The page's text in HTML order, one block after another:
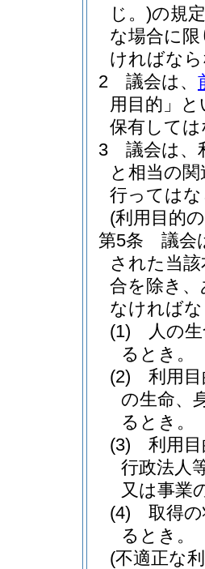
じ。)の規
な場合に
ければな
2
議会は、
用目的」
保有して
3
議会は、
と相当の
行っては
(利用目的
第5条
議会
された当
合を除き
なければ
(1)
人の
るとき。
(2)
利用
の生命、
るとき。
(3)
利用
行政法人
又は事業
(4)
取得
るとき。
(不適正な